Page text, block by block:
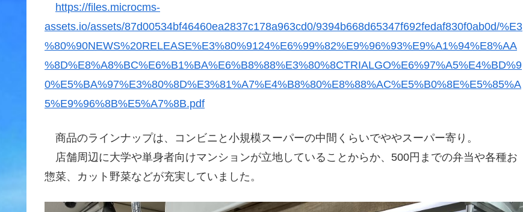
https://files.microcms-
assets.io/assets/87d00534bf46460ea2837c178a963cd0/9394b668d65347f692fedaf830f0ab0d/%E3
%80%90NEWS%20RELEASE%E3%80%9124%E6%99%82%E9%96%93%E9%A1%94%E8%AA
%8D%E8%A8%BC%E6%B1%BA%E6%B8%88%E3%80%8CTRIALGO%E6%97%A5%E4%BD%9
0%E5%BA%97%E3%80%8D%E3%81%A7%E4%B8%80%E8%88%AC%E5%B0%8E%E5%85%A
5%E9%96%8B%E5%A7%8B.pdf
商品のラインナップは、コンビニと小規模スーパーの中間くらいでややスーパー寄り。
店舗周辺に大学や単身者向けマンションが立地していることからか、500円までの弁当や各種お
惣菜、カット野菜などが充実していました。